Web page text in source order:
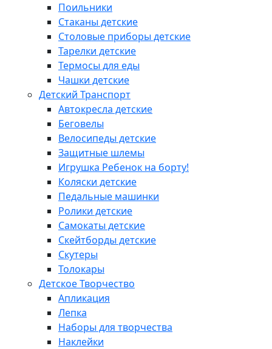
Поильники
Стаканы детские
Столовые приборы детские
Тарелки детские
Термосы для еды
Чашки детские
Детский Транспорт
Автокресла детские
Беговелы
Велосипеды детские
Защитные шлемы
Игрушка Ребенок на борту!
Коляски детские
Педальные машинки
Ролики детские
Самокаты детские
Скейтборды детские
Скутеры
Толокары
Детское Творчество
Апликация
Лепка
Наборы для творчества
Наклейки